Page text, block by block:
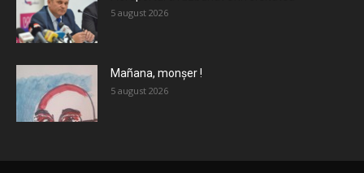
5 august 2026
Mañana, monșer !
5 august 2026